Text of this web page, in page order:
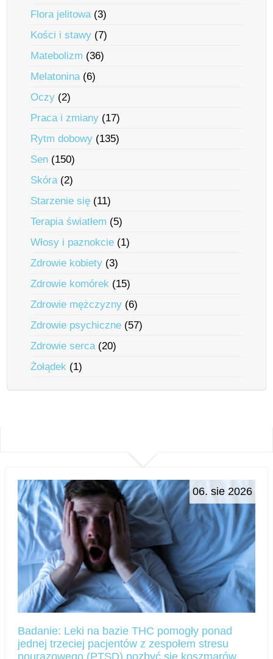
Flora jelitowa(3)
Kości i stawy (7)
Matebolizm (36)
Melatonina(6)
Oczy (2)
Praca i zmiany (17)
Rytm dobowy (135)
Sen (150)
Skóra(2)
Starzenie się (11)
Terapia światłem (5)
Włosy i paznokcie (1)
Zdrowie kobiety (3)
Zdrowie komórek (15)
Zdrowie mężczyzny (6)
Zdrowie psychiczne (57)
Zdrowie serca(20)
Żołądek (1)
06. sie 2026
Badanie: Leki na bazie THC pomogły ponad
jednej trzeciej pacjentów z zespołem stresu